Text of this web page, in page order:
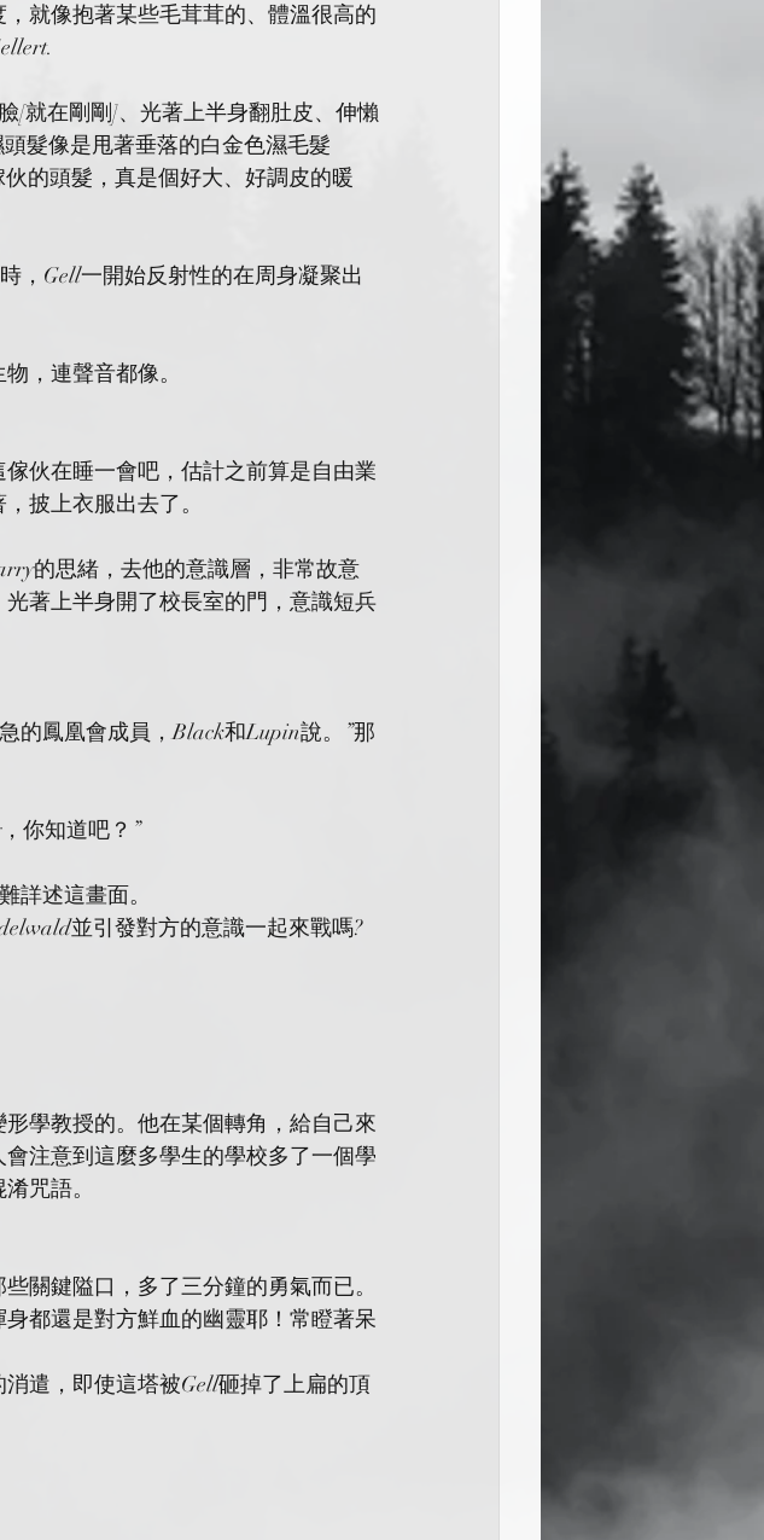
就像抱著某些毛茸茸的、體溫很高的
[就在剛剛]、光著上半身翻肚皮、伸懶
髮像是甩著垂落的白金色濕毛髮
的頭髮，真是個好大、好調皮的暖
，Gell一開始反射性的在周身凝聚出
，連聲音都像。
伙在睡一會吧，估計之前算是自由業
披上衣服出去了。
的思緒，去他的意識層，非常故意
著上半身開了校長室的門，意識短兵
的鳳凰會成員，Black和Lupin說。”那
你知道吧？”
詳述這畫面。
並引發對方的意識一起來戰嗎?
學教授的。他在某個轉角，給自己來
注意到這麼多學生的學校多了一個學
咒語。
關鍵隘口，多了三分鐘的勇氣而已。
都還是對方鮮血的幽靈耶！常瞪著呆
遣，即使這塔被Gell砸掉了上扁的頂